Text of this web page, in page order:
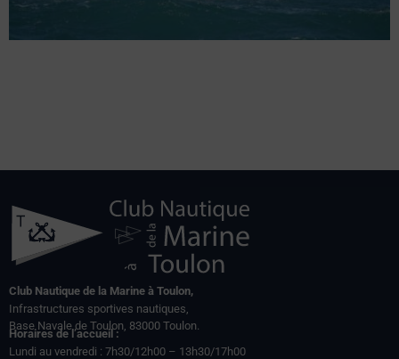
Club Nautique de la Marine à Toulon,
Infrastructures sportives nautiques,
Base Navale de Toulon, 83000 Toulon.
Horaires de l’accueil :
Lundi au vendredi : 7h30/12h00 – 13h30/17h00